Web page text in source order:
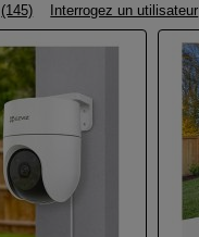
Lire
145
avis.
Lien
sur
la
même
page.
(145) Interrogez un utilisateur